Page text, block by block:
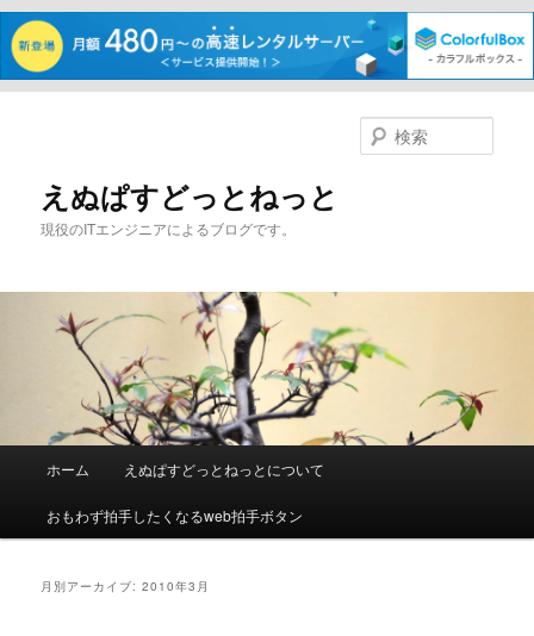
えぬぱすどっとねっと
現役のITエンジニアによるブログです。
索
メ
ホーム えぬぱすどっとねっとについて
おもわず拍手したくなるweb拍手ボタン
月別アーカイブ:2010年3月